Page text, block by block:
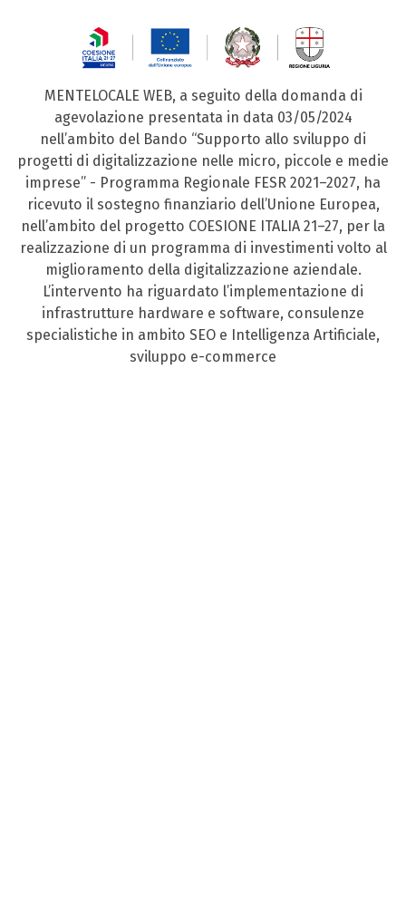
MENTELOCALE WEB, a seguito della domanda di
agevolazione presentata in data 03/05/2024
nell’ambito del Bando “Supporto allo sviluppo di
progetti di digitalizzazione nelle micro, piccole e medie
imprese” - Programma Regionale FESR 2021–2027, ha
ricevuto il sostegno finanziario dell’Unione Europea,
nell’ambito del progetto COESIONE ITALIA 21–27, per la
realizzazione di un programma di investimenti volto al
miglioramento della digitalizzazione aziendale.
L’intervento ha riguardato l’implementazione di
infrastrutture hardware e software, consulenze
specialistiche in ambito SEO e Intelligenza Artificiale,
sviluppo e-commerce